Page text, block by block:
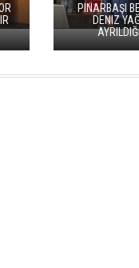
ERCIYES
SÜRDÜRÜLEBILIR